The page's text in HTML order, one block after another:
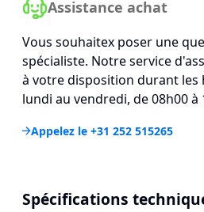
Assistance achat
Vous souhaitex poser une
spécialiste. Notre service
à votre disposition durant les
lundi au vendredi, de 08h00 à
Appelez le +31 252 515265
Spécifications